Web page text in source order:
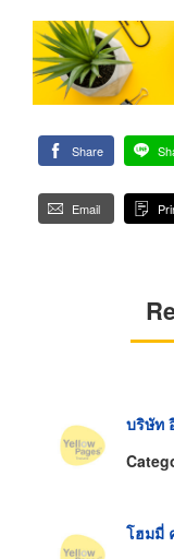
Share
Email
บริษัท
โฮมมี่